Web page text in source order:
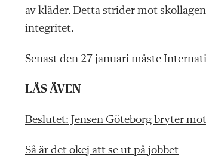
av kläder. Detta strider mot
integritet.
Senast den 27 januari måste
LÄS ÄVEN
Beslutet: Jensen Göteborg bryter
Så är det okej att se ut på jobbet